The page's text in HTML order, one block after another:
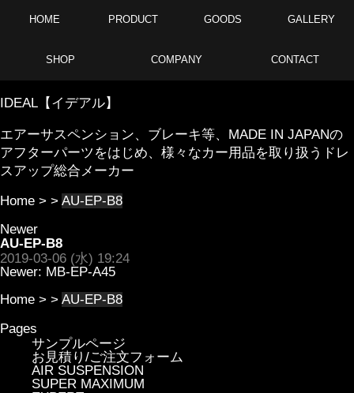
HOME PRODUCT GOODS GALLERY
SHOP COMPANY CONTACT
IDEAL【イデアル】
エアーサスペンション、ブレーキ等、MADE IN JAPANの
アフターパーツをはじめ、様々なカー用品を取り扱うドレ
スアップ総合メーカー
Home > > AU-EP-B8
Newer
AU-EP-B8
2019-03-06 (水) 19:24
Newer: MB-EP-A45
Home > > AU-EP-B8
Pages
サンプルページ
お見積り/ご注文フォーム
AIR SUSPENSION
SUPER MAXIMUM